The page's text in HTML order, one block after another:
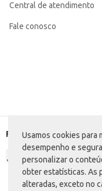
Usamos cookies para
desempenho e
personalizar o
obter estatísticas. As
alteradas, exceto no
Central de atendimento
Fale conosco
Formas de pagamento